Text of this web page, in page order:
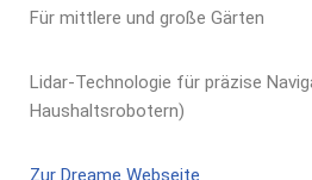
Für mittlere und große Gärten
Lidar-Technologie für präzise
Haushaltsrobotern)
Zur Dreame Webseite